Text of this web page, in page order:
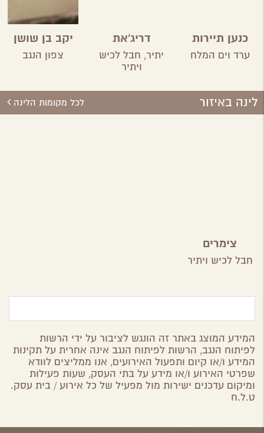
כנען תיירות
מדבר
ערד וים המלח
דריג'את
יתיר, חבל לכיש
ויתיר
יקב בן שושן
צפון הנגב
לינה באיזור לכל מקומות הלינה
צימרים
בכרמים
חבל לכיש ויתיר
המידע המוצג באתר זה הונגש לציבור על ידי הרשות
לפיתוח הנגב, הרשות לפיתוח הנגב אינה אחרית על תקינות
המידע ו/או קיום ותפעול האירועים, אנו ממליצים לוודא
שפרטי האירוע ו/או מידע על בתי העסק, שעות פעילות
ומיקום עדכנים ישירות מול מפעיל של כל אירוע / בית עסק.
ט.ל.ח